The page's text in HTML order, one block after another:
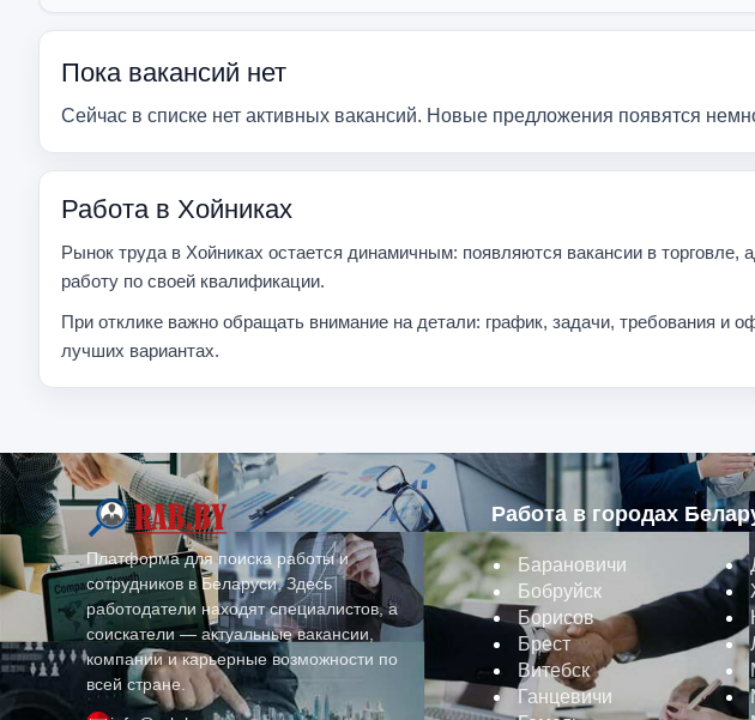
Пока вакансий нет
Сейчас в списке нет активных вакансий. Новые предложения появятся
Работа в Хойниках
Рынок труда в Хойниках остается динамичным: появляются вакансии в
работу по своей квалификации.
При отклике важно обращать внимание на детали: график, задачи, требования и
лучших вариантах.
Платформа для поиска работы и
сотрудников в Беларуси. Здесь
работодатели находят специалистов, а
соискатели — актуальные вакансии,
компании и карьерные возможности по
всей стране.
Работа в городах
Барановичи
Бобруйск
Борисов
Брест
Витебск
Ганцевичи